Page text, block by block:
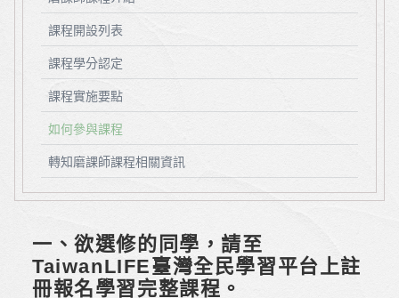
課程開設列表
課程學分認定
課程實施要點
如何參與課程
轉知磨課師課程相關資訊
一、欲選修的同學，請至
TaiwanLIFE臺灣全民學習平台上註
冊報名學習完整課程。